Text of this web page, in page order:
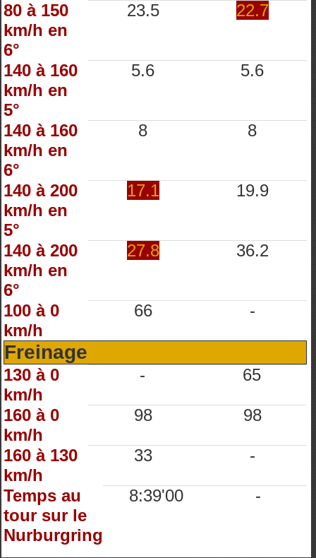
80 à 150
km/h en
6°
23.5 22.7
140 à 160
km/h en
5°
5.6 5.6
140 à 160
km/h en
6°
8 8
140 à 200
km/h en
5°
17.1 19.9
140 à 200
km/h en
6°
27.8 36.2
100 à 0
km/h
66 -
Freinage
130 à 0
km/h
- 65
160 à 0
km/h
98 98
160 à 130
km/h
33 -
Temps au
tour sur le
Nurburgring
8:39'00 -